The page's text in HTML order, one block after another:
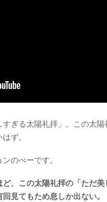
ぎる太陽礼拝」。この太陽
ず。
のべーです。
、この太陽礼拝の「ただ美
見てもため息しか出ない。